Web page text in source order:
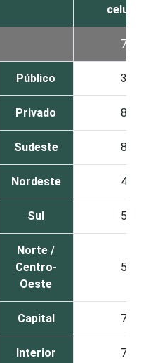
celular)
73
Público 39
Privado 87
Sudeste 83
Nordeste 45
Sul 58
Norte /
Centro-
Oeste
51
Capital 76
Interior 72